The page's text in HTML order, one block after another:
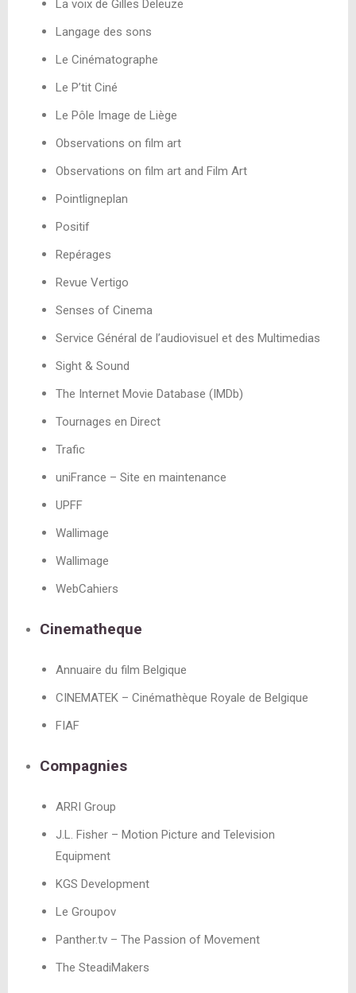
La voix de Gilles Deleuze
Langage des sons
Le Cinématographe
Le P’tit Ciné
Le Pôle Image de Liège
Observations on film art
Observations on film art and Film Art
Pointligneplan
Positif
Repérages
Revue Vertigo
Senses of Cinema
Service Général de l’audiovisuel et des Multimedias
Sight & Sound
The Internet Movie Database (IMDb)
Tournages en Direct
Trafic
uniFrance – Site en maintenance
UPFF
Wallimage
Wallimage
WebCahiers
Cinematheque
Annuaire du film Belgique
CINEMATEK – Cinémathèque Royale de Belgique
FIAF
Compagnies
ARRI Group
J.L. Fisher – Motion Picture and Television
Equipment
KGS Development
Le Groupov
Panther.tv – The Passion of Movement
The SteadiMakers